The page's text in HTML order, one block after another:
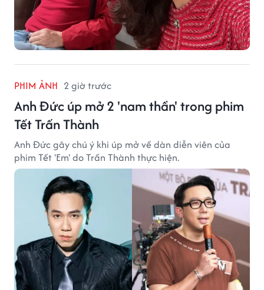
PHIM ẢNH 2 giờ trước
Anh Đức úp mở 2 'nam thần' trong phim
Tết Trấn Thành
Anh Đức gây chú ý khi úp mở về dàn diễn viên của
phim Tết 'Em' do Trấn Thành thực hiện.